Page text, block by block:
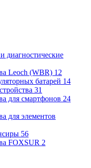
диагностические
Leoch (WBR) 12
батарей 14
31
для смартфонов 24
для элементов
56
FOXSUR 2